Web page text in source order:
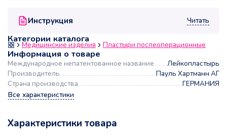
Инструкция Читать
Категории каталога
Медицинские изделия Пластыри послеоперационные
Информация о товаре
Международное непатентованное название
Лейкопластырь
Производитель
Пауль Хартманн АГ
Страна производства
ГЕРМАНИЯ
Все характеристики
Характеристики товара